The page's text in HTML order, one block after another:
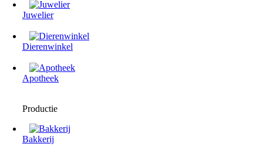
Juwelier
Dierenwinkel
Apotheek
Productie
Bakkerij